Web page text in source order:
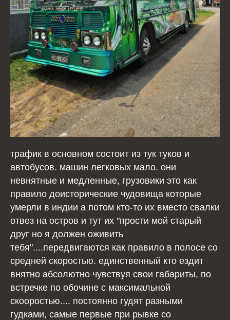
трафик в основном состоит из тук туков и
автобусов. машин легковых мало. они
невнятные и медленные, грузовики это как
правило доисторические чудовища которые
умерли в индии а потом кто-то их вместо свалки
отвез на остров и тут их "прости мой старый
друг но я должен оживить
тебя"....передвигаются как правило в полосе со
средней скоростью. единственный кто ездит
внятно абсолютно чувствуя свои габариты, по
встречке по обочине с максимальной
скооростью.... постоянно гудят разными
гудками, самые первые при рывке со